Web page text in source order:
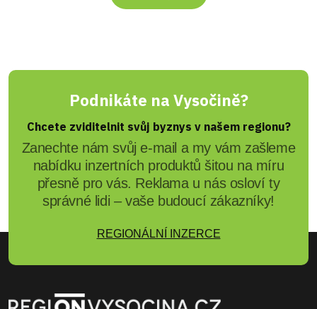
Podnikáte na Vysočině?
Chcete zviditelnit svůj byznys v našem regionu?
Zanechte nám svůj e-mail a my vám zašleme
nabídku inzertních produktů šitou na míru
přesně pro vás. Reklama u nás osloví ty
správné lidi – vaše budoucí zákazníky!
REGIONÁLNÍ INZERCE